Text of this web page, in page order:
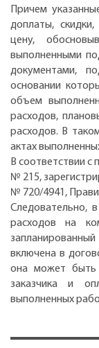
Причем
доплаты,
цену,
выполненными
документами,
основании
объем
расходов,
расходов. В
актах
В соответствии с
№ 215,
№ 720/4941,
Следовательно,
расходов на
включена в
она может быть
заказчика и
выполненных